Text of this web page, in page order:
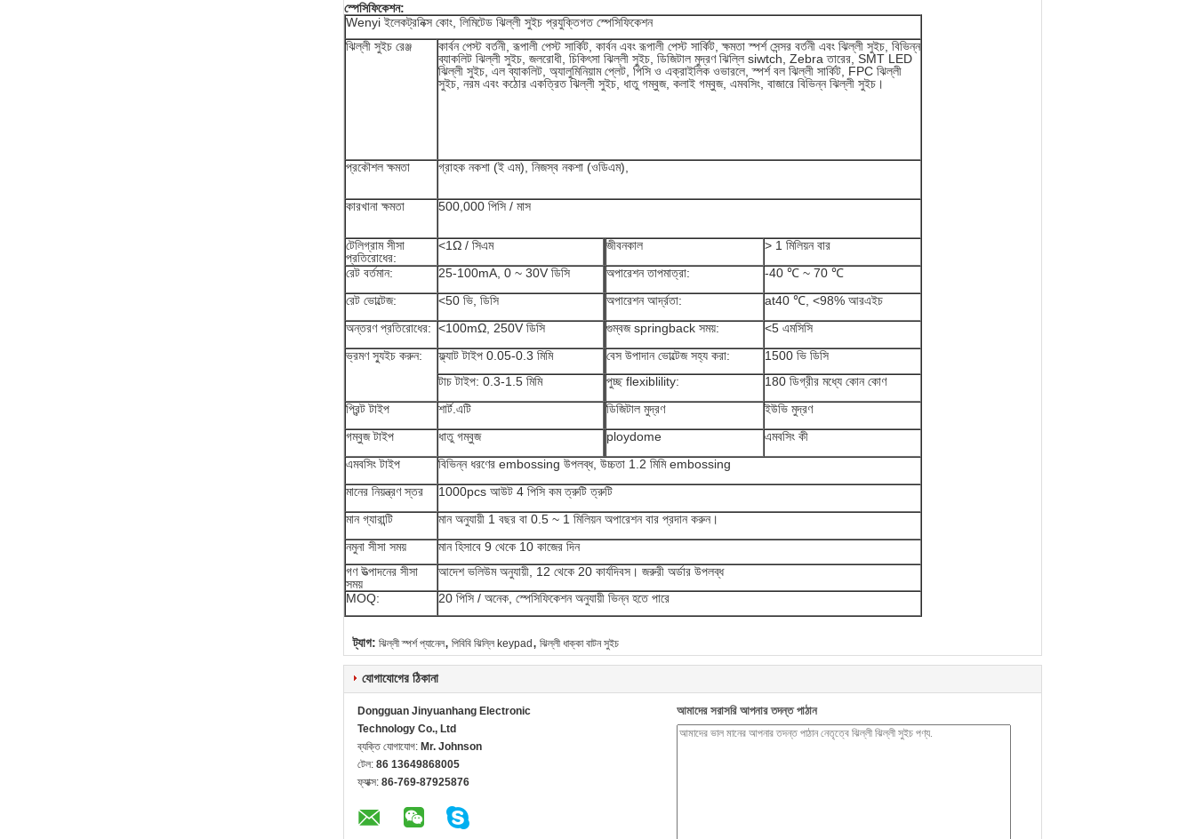
স্পেসিফিকেশন:
Wenyi ইলেকট্রনিক্স কোং, লিমিটেড ঝিল্লী সুইচ প্রযুক্তিগত স্পেসিফিকেশন
ঝিল্লী সুইচ রেঞ্জ
কার্বন পেস্ট বর্তনী, রূপালী পেস্ট সার্কিট, কার্বন এবং রূপালী পেস্ট সার্কিট, ক্ষমতা স্পর্শ সেন্সর বর্তনী এবং ঝিল্লী সুইচ, বিভিন্ন
ব্যাকলিট ঝিল্লী সুইচ, জলরোধী, চিকিৎসা ঝিল্লী সুইচ, ডিজিটাল মুদ্রণ ঝিল্লি siwtch, Zebra তারের, SMT LED
ঝিল্লী সুইচ, এল ব্যাকলিট, অ্যালুমিনিয়াম প্লেট, পিসি ও এক্রাইলিক ওভারলে, স্পর্শ বল ঝিল্লী সার্কিট, FPC ঝিল্লী
সুইচ, নরম এবং কঠোর একত্রিত ঝিল্লী সুইচ, ধাতু গম্বুজ, কলাই গম্বুজ, এমবসিং, বাজারে বিভিন্ন ঝিল্লী সুইচ।
প্রকৌশল ক্ষমতা গ্রাহক নকশা (ই এম), নিজস্ব নকশা (ওডিএম),
কারখানা ক্ষমতা 500,000 পিসি / মাস
টেলিগ্রাম সীসা
প্রতিরোধের:
<1Ω / সিএম জীবনকাল
> 1 মিলিয়ন বার
রেট বর্তমান:
25-100mA, 0 ~ 30V ডিসি অপারেশন তাপমাত্রা:
-40 ℃ ~ 70 ℃
রেট ভোল্টেজ:
<50 ভি, ডিসি অপারেশন আর্দ্রতা:
at40 ℃, <98% আরএইচ
অন্তরণ প্রতিরোধের: <100mΩ, 250V ডিসি গুম্বজ springback সময়:
<5 এমসিসি
ভ্রমণ স্যুইচ করুন:
ফ্ল্যাট টাইপ 0.05-0.3 মিমি বেস উপাদান ভোল্টেজ সহ্য করা:
1500 ভি ডিসি
টাচ টাইপ: 0.3-1.5 মিমি
পুচ্ছ flexiblility:
180 ডিগ্রীর মধ্যে কোন কোণ
প্রিন্ট টাইপ
শার্ট.এটি ডিজিটাল মুদ্রণ
ইউভি মুদ্রণ
গম্বুজ টাইপ
ধাতু গম্বুজ ploydome
এমবসিং কী
এমবসিং টাইপ
বিভিন্ন ধরণের embossing উপলব্ধ, উচ্চতা 1.2 মিমি embossing
মানের নিয়ন্ত্রণ স্তর
1000pcs আউট 4 পিসি কম ত্রুটি ত্রুটি
মান গ্যারান্টি
মান অনুযায়ী 1 বছর বা 0.5 ~ 1 মিলিয়ন অপারেশন বার প্রদান করুন।
নমুনা সীসা সময়
মান হিসাবে 9 থেকে 10 কাজের দিন
গণ উত্পাদনের সীসা
সময়
আদেশ ভলিউম অনুযায়ী, 12 থেকে 20 কার্যদিবস। জরুরী অর্ডার উপলব্ধ
MOQ:
20 পিসি / অনেক, স্পেসিফিকেশন অনুযায়ী ভিন্ন হতে পারে
ট্যাগ: ঝিল্লী স্পর্শ প্যানেল, পিবিবি ঝিল্লি keypad , ঝিল্লী ধাক্কা বাটন সুইচ
যোগাযোগের ঠিকানা
Dongguan Jinyuanhang Electronic
Technology Co., Ltd
ব্যক্তি যোগাযোগ: Mr. Johnson
টেল: 86 13649868005
ফ্যাক্স: 86-769-87925876
আমাদের সরাসরি আপনার তদন্ত পাঠান